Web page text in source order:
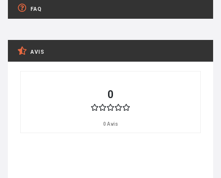
FAQ
AVIS
0
0 Avis